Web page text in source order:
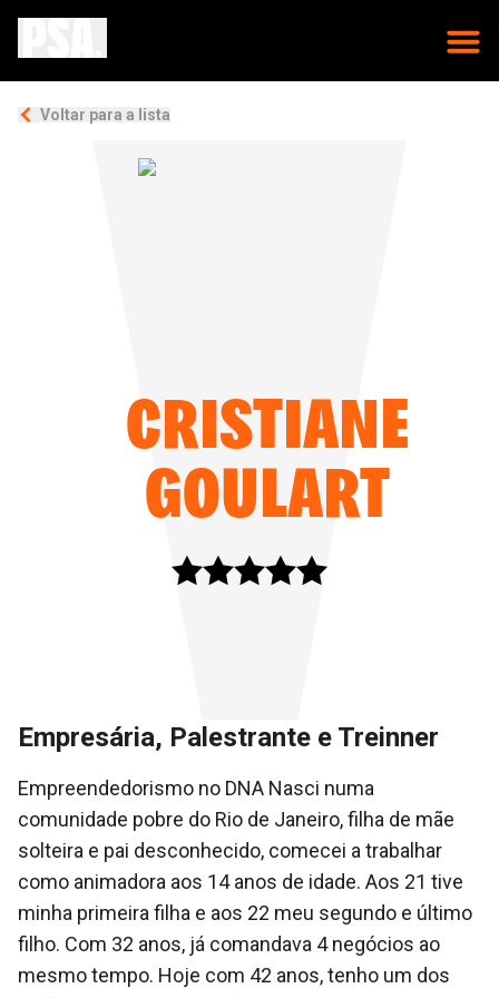
Voltar para a lista
CRISTIANE
GOULART
Empresária, Palestrante e Treinner
Empreendedorismo no DNA Nasci numa
comunidade pobre do Rio de Janeiro, filha de mãe
solteira e pai desconhecido, comecei a trabalhar
como animadora aos 14 anos de idade. Aos 21 tive
minha primeira filha e aos 22 meu segundo e último
filho. Com 32 anos, já comandava 4 negócios ao
mesmo tempo. Hoje com 42 anos, tenho um dos